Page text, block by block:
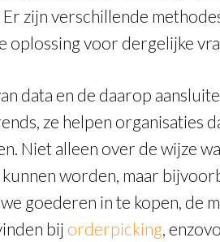
zijn verschillende
oplossing voor dergelijke
data en de daarop
ze helpen organisaties
Niet alleen over de wijze
worden, maar
goederen in te kopen, de
bij orderpicking,